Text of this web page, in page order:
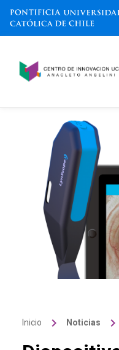
Inicio keyboard_arrow_right Noticias keyboard_arrow_right